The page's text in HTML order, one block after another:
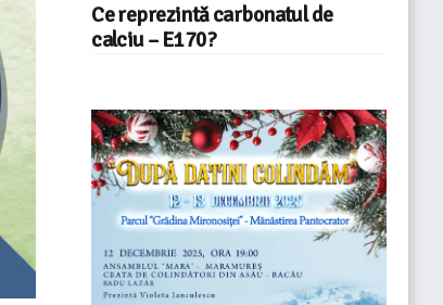
Ce reprezintă carbonatul de
calciu – E170?